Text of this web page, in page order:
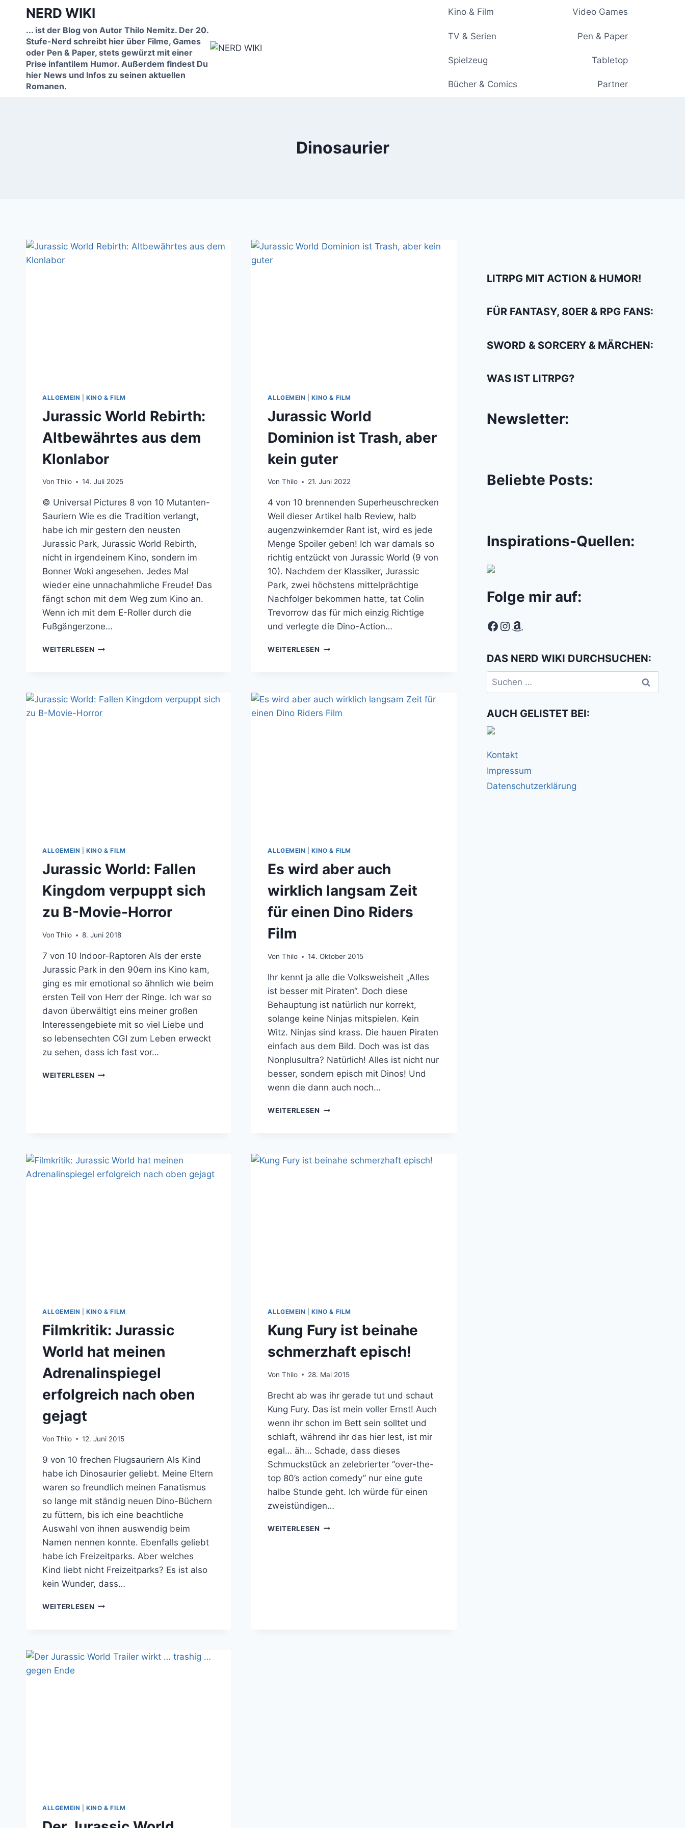
springen
NERD WIKI
... ist der Blog von Autor Thilo Nemitz. Der 20.
Stufe-Nerd schreibt hier über Filme, Games
oder Pen & Paper, stets gewürzt mit einer
Prise infantilem Humor. Außerdem findest Du
hier News und Infos zu seinen aktuellen
Romanen.
Kino & Film Video Games
TV & Serien Pen & Paper
Spielzeug Tabletop
Bücher & Comics Partner
Dinosaurier
ALLGEMEIN |KINO & FILM
Jurassic World Rebirth:
Altbewährtes aus dem
Klonlabor
Von Thilo 14. Juli 2025
© Universal Pictures 8 von 10 Mutanten-
Sauriern Wie es die Tradition verlangt,
habe ich mir gestern den neusten
Jurassic Park, Jurassic World Rebirth,
nicht in irgendeinem Kino, sondern im
Bonner Woki angesehen. Jedes Mal
wieder eine unnachahmliche Freude! Das
fängt schon mit dem Weg zum Kino an.
Wenn ich mit dem E-Roller durch die
Fußgängerzone…
WEITERLESEN JURASSIC
DEM
KLONLABOR
ALLGEMEIN |KINO & FILM
Jurassic World
Dominion ist Trash, aber
kein guter
Von Thilo 21. Juni 2022
4 von 10 brennenden Superheuschrecken
Weil dieser Artikel halb Review, halb
augenzwinkernder Rant ist, wird es jede
Menge Spoiler geben! Ich war damals so
richtig entzückt von Jurassic World (9 von
10). Nachdem der Klassiker, Jurassic
Park, zwei höchstens mittelprächtige
Nachfolger bekommen hatte, tat Colin
Trevorrow das für mich einzig Richtige
und verlegte die Dino-Action…
WEITERLESEN JURASSIC
ABER
KEIN
ALLGEMEIN |KINO & FILM
Jurassic World: Fallen
Kingdom verpuppt sich
zu B-Movie-Horror
Von Thilo 8. Juni 2018
7 von 10 Indoor-Raptoren Als der erste
Jurassic Park in den 90ern ins Kino kam,
ging es mir emotional so ähnlich wie beim
ersten Teil von Herr der Ringe. Ich war so
davon überwältigt eins meiner großen
Interessengebiete mit so viel Liebe und
so lebensechten CGI zum Leben erweckt
zu sehen, dass ich fast vor…
WEITERLESEN JURASSIC
MOVIE-
HORROR
ALLGEMEIN |KINO & FILM
Es wird aber auch
wirklich langsam Zeit
für einen Dino Riders
Film
Von Thilo 14. Oktober 2015
Ihr kennt ja alle die Volksweisheit „Alles
ist besser mit Piraten“. Doch diese
Behauptung ist natürlich nur korrekt,
solange keine Ninjas mitspielen. Kein
Witz. Ninjas sind krass. Die hauen Piraten
einfach aus dem Bild. Doch was ist das
Nonplusultra? Natürlich! Alles ist nicht nur
besser, sondern episch mit Dinos! Und
wenn die dann auch noch…
WEITERLESEN ES
LANGSAM
ALLGEMEIN |KINO & FILM
Filmkritik: Jurassic
World hat meinen
Adrenalinspiegel
erfolgreich nach oben
gejagt
Von Thilo 12. Juni 2015
9 von 10 frechen Flugsauriern Als Kind
habe ich Dinosaurier geliebt. Meine Eltern
waren so freundlich meinen Fanatismus
so lange mit ständig neuen Dino-Büchern
zu füttern, bis ich eine beachtliche
Auswahl von ihnen auswendig beim
Namen nennen konnte. Ebenfalls geliebt
habe ich Freizeitparks. Aber welches
Kind liebt nicht Freizeitparks? Es ist also
kein Wunder, dass…
WEITERLESEN FILMKRITIK:
ADRENALINSPIEGEL
ALLGEMEIN |KINO & FILM
Kung Fury ist beinahe
schmerzhaft episch!
Von Thilo 28. Mai 2015
Brecht ab was ihr gerade tut und schaut
Kung Fury. Das ist mein voller Ernst! Auch
wenn ihr schon im Bett sein solltet und
schlaft, während ihr das hier lest, ist mir
egal… äh… Schade, dass dieses
Schmuckstück an zelebrierter “over-the-
top 80’s action comedy” nur eine gute
halbe Stunde geht. Ich würde für einen
zweistündigen…
WEITERLESEN KUNG
ALLGEMEIN |KINO & FILM
LITRPG MIT ACTION & HUMOR!
FÜR FANTASY, 80ER & RPG FANS:
SWORD & SORCERY & MÄRCHEN:
WAS IST LITRPG?
Newsletter:
Beliebte Posts:
Inspirations-Quellen:
Folge mir auf:
Facebook
Instagram
Amazon
DAS NERD WIKI DURCHSUCHEN:
Suchen
nach:
AUCH GELISTET BEI:
Kontakt
Impressum
Datenschutzerklärung